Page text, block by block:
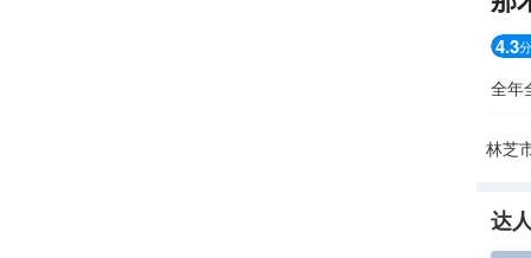
4.3分
全年
林芝
达